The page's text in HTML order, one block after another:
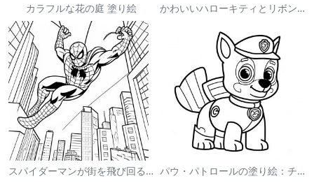
カラフルな花の庭 塗り絵 かわいいハローキティとリボンの塗り絵
スパイダーマンが街を飛び回る塗り絵 パウ・パトロールの塗り絵：チェイス